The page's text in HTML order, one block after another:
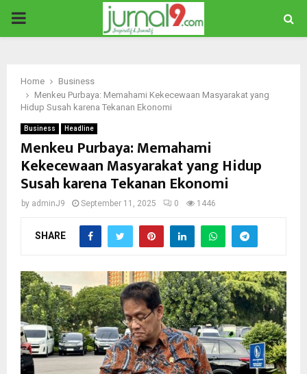
PRIMARY
Home
Business
Menkeu Purbaya: Memahami Kekecewaan Masyarakat yang
Hidup Susah karena Tekanan Ekonomi
Business Headline
Menkeu Purbaya: Memahami
Kekecewaan Masyarakat yang Hidup
Susah karena Tekanan Ekonomi
by adminJ9 September 11, 2025 0 1446
SHARE